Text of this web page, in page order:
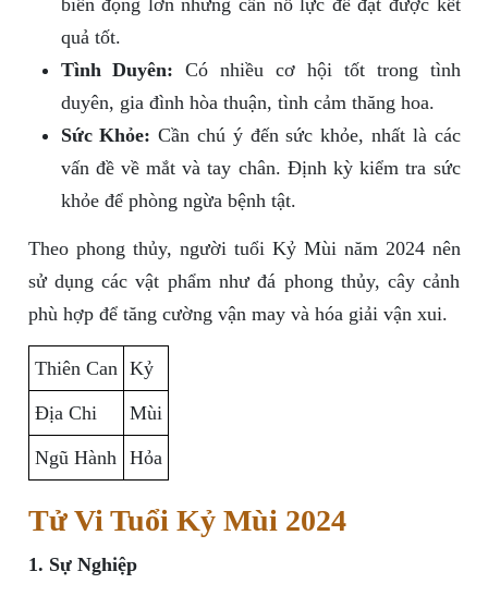
biến động lớn nhưng cần nỗ lực để đạt được kết
quả tốt.
Tình Duyên: Có nhiều cơ hội tốt trong tình
duyên, gia đình hòa thuận, tình cảm thăng hoa.
Sức Khỏe: Cần chú ý đến sức khỏe, nhất là các
vấn đề về mắt và tay chân. Định kỳ kiểm tra sức
khỏe để phòng ngừa bệnh tật.
Theo phong thủy, người tuổi Kỷ Mùi năm 2024 nên
sử dụng các vật phẩm như đá phong thủy, cây cảnh
phù hợp để tăng cường vận may và hóa giải vận xui.
Thiên Can Kỷ
Địa Chi Mùi
Ngũ Hành Hỏa
Tử Vi Tuổi Kỷ Mùi 2024
1. Sự Nghiệp